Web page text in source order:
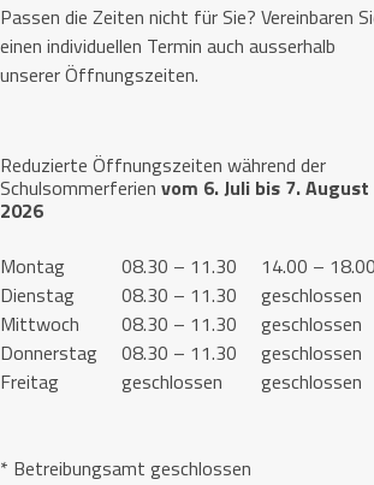
Passen die Zeiten nicht für Sie? Vereinbaren
einen individuellen Termin auch ausserhalb
unserer Öffnungszeiten.
Reduzierte Öffnungszeiten während der
Schulsommerferien vom 6. Juli bis 7. August
2026
Montag
08.30 – 11.30 14.00 –
Dienstag
08.30 – 11.30 geschlossen
Mittwoch
08.30 – 11.30 geschlossen
Donnerstag 08.30 – 11.30 geschlossen
Freitag
geschlossen geschlossen
* Betreibungsamt geschlossen